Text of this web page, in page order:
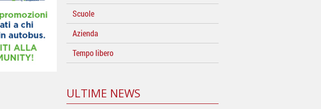
Scuole
Azienda
Tempo libero
ULTIME NEWS